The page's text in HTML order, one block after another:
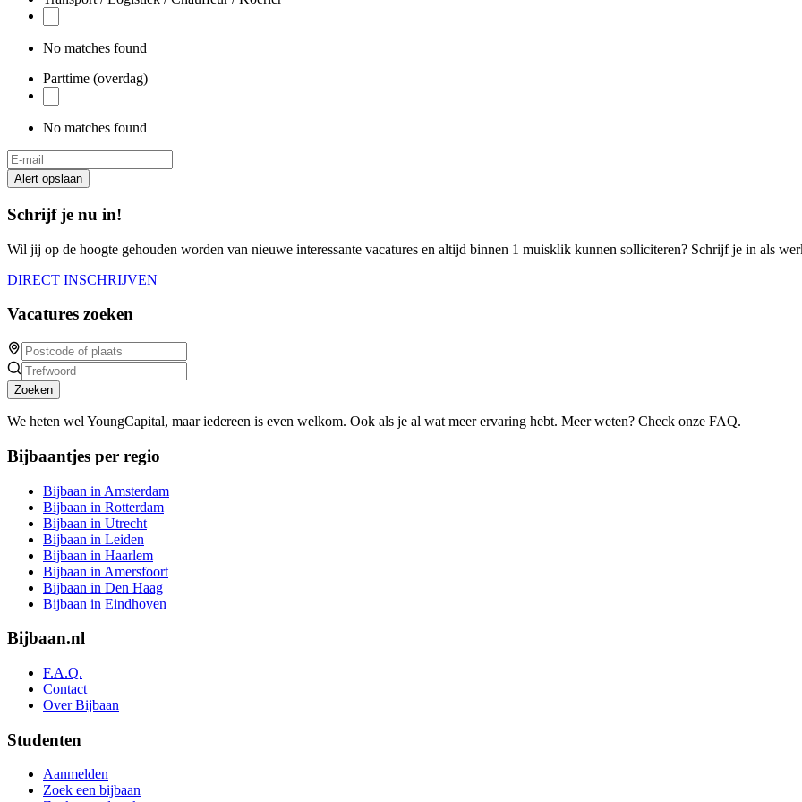
No matches found
Parttime (overdag)
No matches found
Alert opslaan
Schrijf je nu in!
Wil jij op de hoogte gehouden worden van nieuwe interessante vacatures en altijd binnen 1 muisklik kunnen solliciteren? Schrijf je in als
DIRECT INSCHRIJVEN
Vacatures zoeken
Zoeken
We heten wel YoungCapital, maar iedereen is even welkom. Ook als je al wat meer ervaring hebt. Meer weten? Check onze FAQ.
Bijbaantjes per regio
Bijbaan in Amsterdam
Bijbaan in Rotterdam
Bijbaan in Utrecht
Bijbaan in Leiden
Bijbaan in Haarlem
Bijbaan in Amersfoort
Bijbaan in Den Haag
Bijbaan in Eindhoven
Bijbaan.nl
F.A.Q.
Contact
Over Bijbaan
Studenten
Aanmelden
Zoek een bijbaan